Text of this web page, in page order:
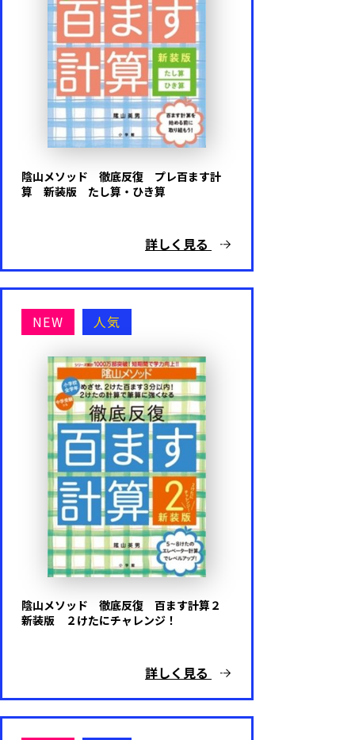
陰山メソッド 徹底反復 プレ百ます計
算 新装版 たし算・ひき算
詳しく見る
NEW 人気
陰山メソッド 徹底反復 百ます計算２
新装版 ２けたにチャレンジ！
詳しく見る